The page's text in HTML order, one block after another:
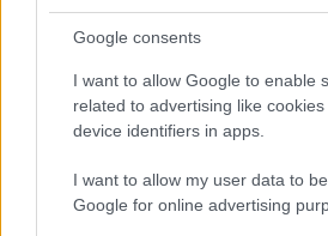
Google consents
I want to allow Google to enable
related to advertising like
device identifiers in apps.
I want to allow my user data to
Google for online advertising